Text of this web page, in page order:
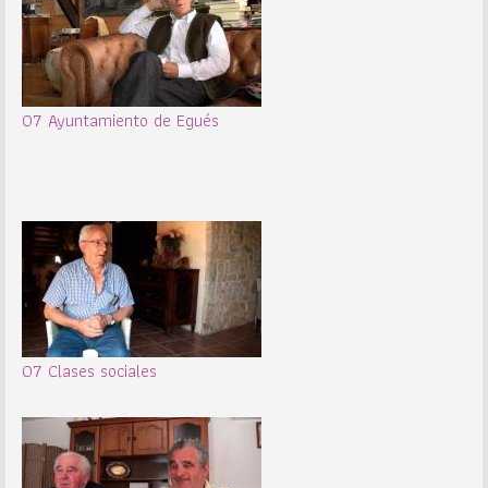
07 Ayuntamiento de Egués
07 Clases sociales